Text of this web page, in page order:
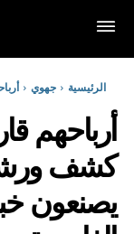
الرئيسية جهوي
كشف ورشة
يصنعون خبز